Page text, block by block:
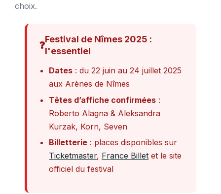
choix.
❓
Festival de Nîmes 2025 :
l'essentiel
Dates : du 22 juin au 24 juillet 2025
aux Arènes de Nîmes
Têtes d’affiche confirmées :
Roberto Alagna & Aleksandra
Kurzak, Korn, Seven
Billetterie : places disponibles sur
Ticketmaster, France Billet et le site
officiel du festival